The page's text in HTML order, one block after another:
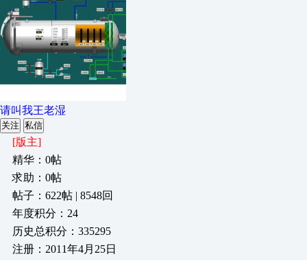
请叫我王老湿
关注 私信
[版主]
精华：0帖
求助：0帖
帖子：622帖 | 8548回
年度积分：24
历史总积分：335295
注册：2011年4月25日